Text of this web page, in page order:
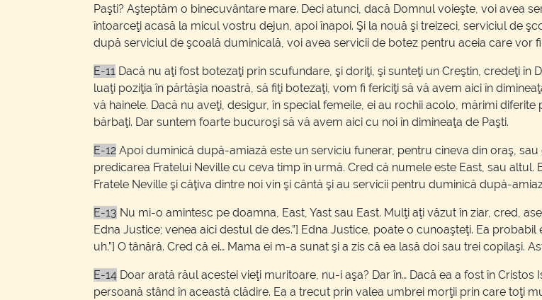
Paşti? Aşteptăm o binecuvântare mare. Deci atunci, dacă Domnul voieşte, voi avea
întoarceţi acasă la micul vostru dejun, apoi înapoi. Şi la nouă şi treizeci, serviciul de
după serviciul de şcoală duminicală, voi avea servicii de botez pentru aceia care vor
E-11 Dacă nu aţi fost botezaţi prin scufundare, şi doriţi, şi sunteţi un Creştin, credeţi în
luaţi poziţia în părtăşia noastră, să fiţi botezaţi, vom fi fericiţi să vă avem aici în
vă hainele. Dacă nu aveţi, desigur, în special femeile, ei au rochii acolo, mărimi
bărbaţi. Dar suntem foarte bucuroşi să vă avem aici cu noi în dimineaţa de Paşti.
E-12 Apoi duminică după-amiază este un serviciu funerar, pentru cineva din oraş,
predicarea Fratelui Neville cu ceva timp în urmă. Cred că numele este East, sau
Fratele Neville şi câţiva dintre noi vin şi cântă şi au servicii pentru duminică după-
E-13 Nu mi-o amintesc pe doamna, East, Yast sau East. Mulţi aţi văzut în ziar, cred,
Edna Justice; venea aici destul de des.”] Edna Justice, poate o cunoaşteţi. Ea
uh.”] O tânără. Cred că ei… Mama ei m-a sunat şi a zis că ea lasă doi sau trei copilaşi.
E-14 Doar arată răul acestei vieţi muritoare, nu-i aşa? Dar în… Dacă ea a fost în
persoană stând în această clădire. Ea a trecut prin valea umbrei morţii prin care toţi